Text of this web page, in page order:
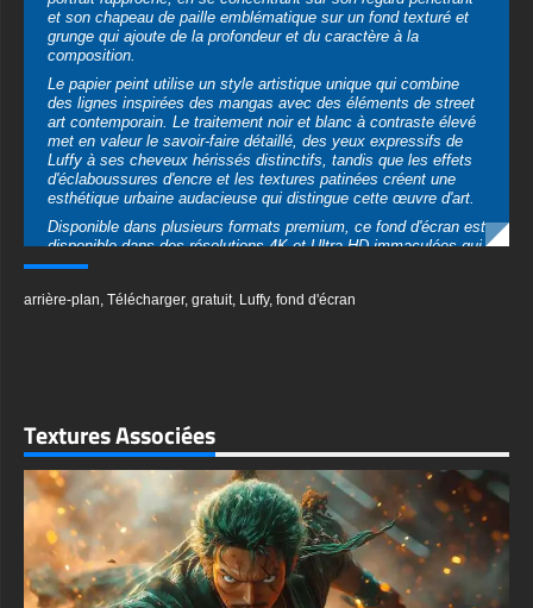
et son chapeau de paille emblématique sur un fond texturé et
grunge qui ajoute de la profondeur et du caractère à la
composition.
Le papier peint utilise un style artistique unique qui combine
des lignes inspirées des mangas avec des éléments de street
art contemporain. Le traitement noir et blanc à contraste élevé
met en valeur le savoir-faire détaillé, des yeux expressifs de
Luffy à ses cheveux hérissés distinctifs, tandis que les effets
d'éclaboussures d'encre et les textures patinées créent une
esthétique urbaine audacieuse qui distingue cette œuvre d'art.
Disponible dans plusieurs formats premium, ce fond d'écran est
disponible dans des résolutions 4K et Ultra HD immaculées qui
préservent chaque détail complexe de l'œuvre d'art. Le design
bureau horizontales et les orientations mobiles verticales, ce
l'énergie dynamique que les fans de One Piece adorent.
L'équilibre minutieux de la lumière et de l'ombre fait ressortir la
idéal pour les fans qui apprécient les interprétations artistiques
de leur anime préféré.
Ce fond d'écran de qualité supérieure est disponible en
téléchargement gratuit immédiat, sans inscription ni inscription
requise. Sélectionnez simplement votre résolution et votre
format préférés pour rehausser instantanément votre appareil
avec cette œuvre d'art de fan One Piece.
arrière-plan, Télécharger, gratuit, Luffy, fond d'écran
Textures Associées